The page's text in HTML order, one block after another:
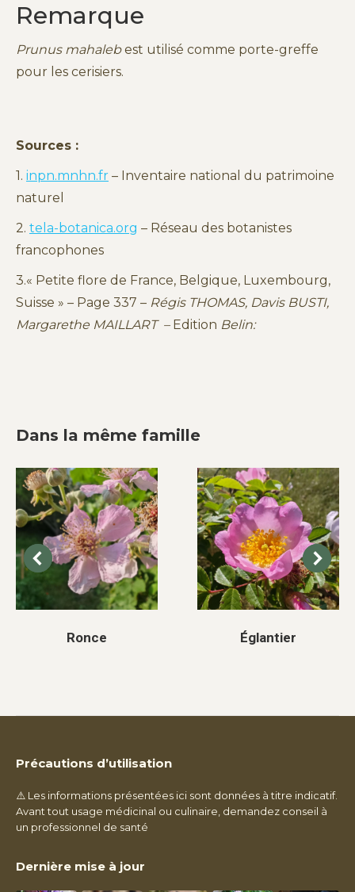
Remarque
Prunus mahalebest utilisé comme porte-greffe
pour les cerisiers.
Sources :
1. inpn.mnhn.fr – Inventaire national du patrimoine
naturel
2. tela-botanica.org – Réseau des botanistes
francophones
3.« Petite flore de France, Belgique, Luxembourg,
Suisse » – Page 337 – Régis THOMAS, Davis BUSTI,
Margarethe MAILLART – Edition Belin:
Dans la même famille
Ronce Églantier
Précautions d’utilisation
⚠️ Les informations présentées ici sont données à titre indicatif.
Avant tout usage médicinal ou culinaire, demandez conseil à
un professionnel de santé
Dernière mise à jour